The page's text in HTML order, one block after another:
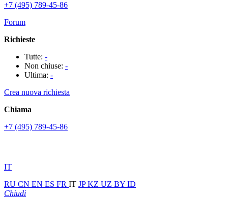
+7 (495) 789-45-86
Forum
Richieste
Tutte: -
Non chiuse: -
Ultima: -
Crea nuova richiesta
Chiama
+7 (495) 789-45-86
IT
RU CN EN ES FR IT JPKZ UZ BY ID
Chiudi